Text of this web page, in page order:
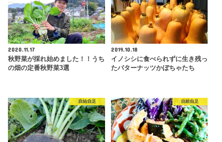
2020.11.17
秋野菜が採れ始めました！！うち
の畑の定番秋野菜3選
2019.10.18
イノシシに食べられずに生き残っ
たバターナッツかぼちゃたち
自給自足 自給自足